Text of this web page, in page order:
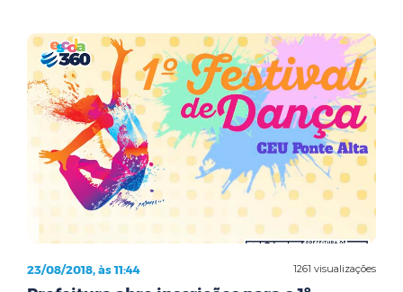
1261 visualizações
23/08/2018, às 11:44